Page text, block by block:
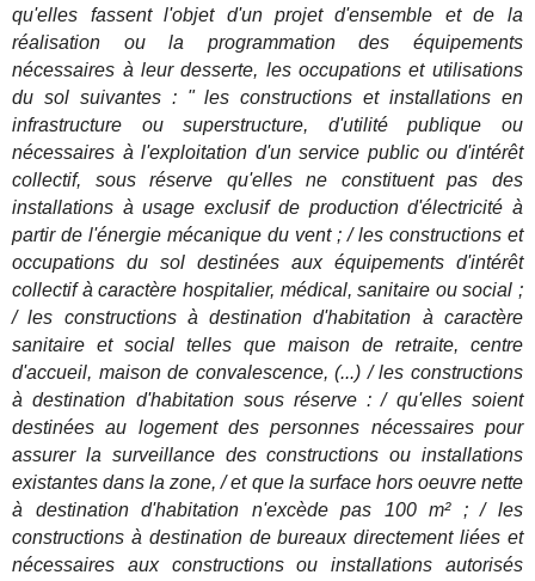
qu'elles fassent l'objet d'un projet d'ensemble et de la
réalisation ou la programmation des équipements
nécessaires à leur desserte, les occupations et utilisations
du sol suivantes : " les constructions et installations en
infrastructure ou superstructure, d'utilité publique ou
nécessaires à l'exploitation d'un service public ou d'intérêt
collectif, sous réserve qu'elles ne constituent pas des
installations à usage exclusif de production d'électricité à
partir de l'énergie mécanique du vent ; / les constructions et
occupations du sol destinées aux équipements d'intérêt
collectif à caractère hospitalier, médical, sanitaire ou social ;
/ les constructions à destination d'habitation à caractère
sanitaire et social telles que maison de retraite, centre
d'accueil, maison de convalescence, (...) / les constructions
à destination d'habitation sous réserve : / qu'elles soient
destinées au logement des personnes nécessaires pour
assurer la surveillance des constructions ou installations
existantes dans la zone, / et que la surface hors oeuvre nette
à destination d'habitation n'excède pas 100 m² ; / les
constructions à destination de bureaux directement liées et
nécessaires aux constructions ou installations autorisés